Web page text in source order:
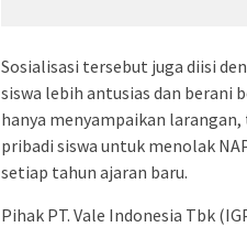
Sosialisasi tersebut juga diisi
siswa lebih antusias dan berani
hanya menyampaikan
pribadi siswa untuk menolak
setiap tahun ajaran baru.
Pihak PT. Vale Indonesia Tbk